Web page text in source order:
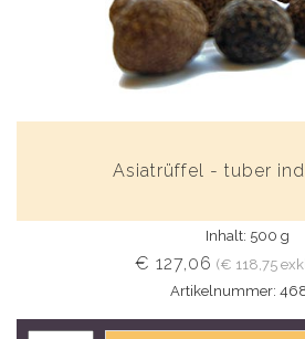
Asiatrüffel - tuber
Inhalt: 500 g
€ 127,06 (€ 118,75
Artikelnummer: